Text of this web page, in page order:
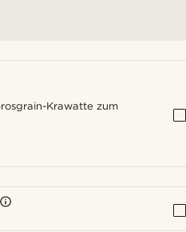
Krawatte zum